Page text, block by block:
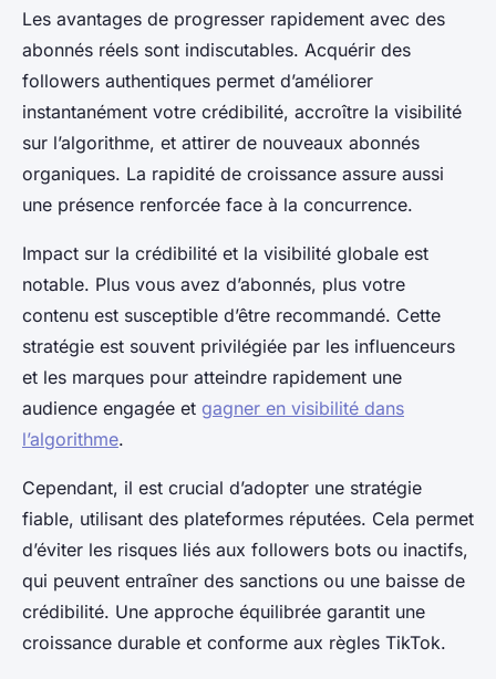
Les avantages de progresser rapidement avec des
abonnés réels sont indiscutables. Acquérir des
followers authentiques permet d’améliorer
instantanément votre crédibilité, accroître la visibilité
sur l’algorithme, et attirer de nouveaux abonnés
organiques. La rapidité de croissance assure aussi
une présence renforcée face à la concurrence.
Impact sur la crédibilité et la visibilité globale est
notable. Plus vous avez d’abonnés, plus votre
contenu est susceptible d’être recommandé. Cette
stratégie est souvent privilégiée par les influenceurs
et les marques pour atteindre rapidement une
audience engagée et gagner en visibilité dans
l’algorithme.
Cependant, il est crucial d’adopter une stratégie
fiable, utilisant des plateformes réputées. Cela permet
d’éviter les risques liés aux followers bots ou inactifs,
qui peuvent entraîner des sanctions ou une baisse de
crédibilité. Une approche équilibrée garantit une
croissance durable et conforme aux règles TikTok.